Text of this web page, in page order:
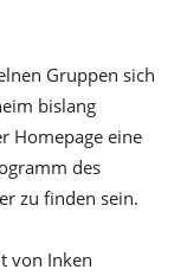
Gruppen sich
bislang
Homepage eine
des
zu finden sein.
von Inken